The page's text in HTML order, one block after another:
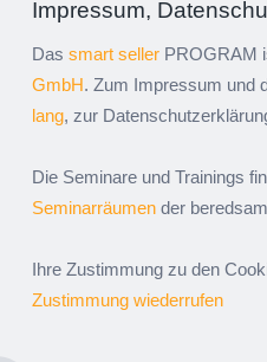
Impressum,
Das smart seller PROGRAM
GmbH. Zum Impressum und
lang, zur
Die Seminare und Trainings
Seminarräumen der
Ihre Zustimmung zu den
Zustimmung wiederrufen